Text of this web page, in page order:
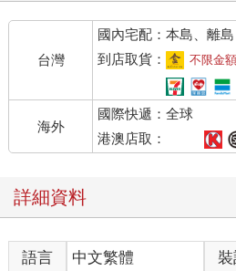
台灣
國內宅配：本島、離島
到店取貨：
不限金
海外
國際快遞：全球
港澳店取：
詳細資料
語言 中文繁體